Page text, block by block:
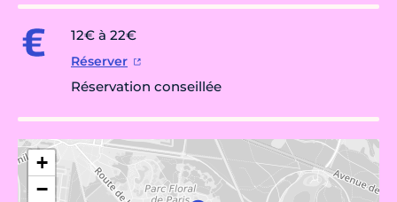
12€ à 22€
Réserver
Réservation conseillée
+
−